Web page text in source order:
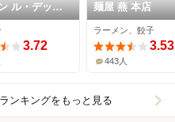
ル・デッサ
3.72
麺屋 燕 本店
ラーメン、餃子
3.53
443人
ンキングをもっと見る